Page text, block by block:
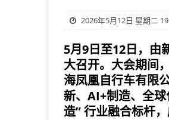
2026年5月12日 星期二
5月9日至12日，由
大召开。大会期间
海凤凰自行车有限
新、AI+制造、全
造” 行业融合标杆